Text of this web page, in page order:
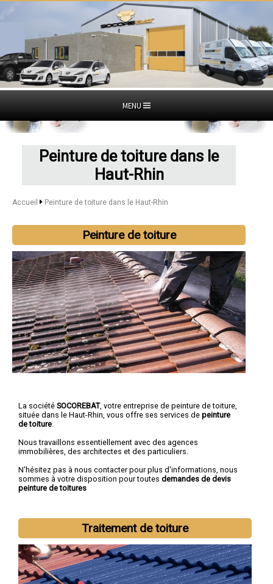
MENU
Peinture de toiture dans le
Haut-Rhin
Accueil Peinture de toiture dans le Haut-Rhin
Peinture de toiture
La société SOCOREBAT, votre entreprise de peinture de toiture,
située dans le Haut-Rhin, vous offre ses services de peinture
de toiture
Nous travaillons essentiellement avec des agences
immobilières, des architectes et des particuliers.
N'hésitez pas à nous contacter pour plus d'informations, nous
sommes à votre disposition pour toutes demandes de devis
peinture de toitures
Traitement de toiture